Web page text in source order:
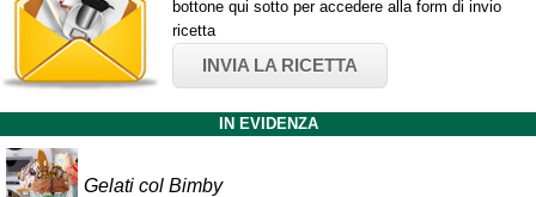
bottone qui sotto per accedere alla form di invio
ricetta
INVIA LA RICETTA
IN EVIDENZA
Gelati col Bimby